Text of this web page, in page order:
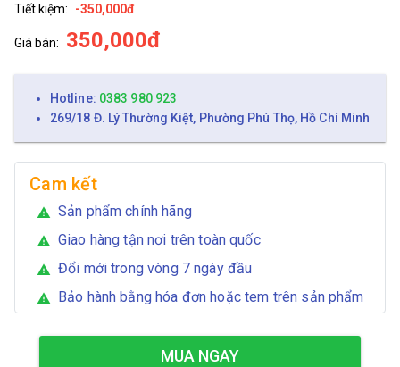
Tiết kiệm:
-350,000đ
Giá bán: 350,000đ
Hotline: 0383 980 923
269/18 Đ. Lý Thường Kiệt, Phường Phú Thọ, Hồ Chí Minh
Cam kết
warning Sản phẩm chính hãng
warning Giao hàng tận nơi trên toàn quốc
warning Đổi mới trong vòng 7 ngày đầu
warning Bảo hành bằng hóa đơn hoặc tem trên sản phẩm
MUA NGAY